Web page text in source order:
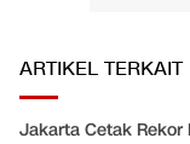
ARTIKEL TERKAIT
Jakarta Cetak Rekor